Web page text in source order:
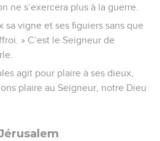
ne s’exercera plus à la guerre.
sa vigne et ses figuiers sans que
» C’est le Seigneur de
agit pour plaire à ses dieux,
plaire au Seigneur, notre Dieu